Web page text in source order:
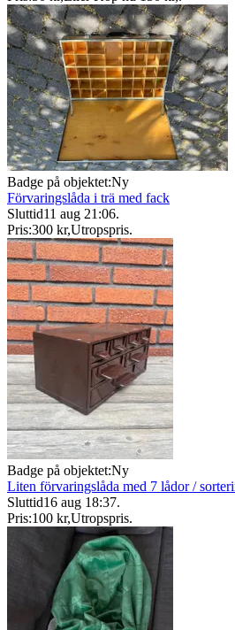
Badge på objektet:Ny
Förvaringslåda i trä med fack
Sluttid11 aug 21:06.
Pris:300 kr,Utropspris.
Badge på objektet:Ny
Liten förvaringslåda med 7 lådor /
Sluttid16 aug 18:37.
Pris:100 kr,Utropspris.